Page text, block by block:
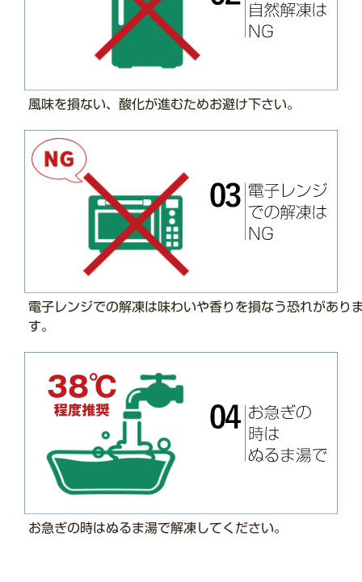
風味を損ない、酸化が進むためお避け下さい。
電子レンジでの解凍は味わいや香りを損なう恐れがあり
す。
お急ぎの時はぬるま湯で解凍してください。